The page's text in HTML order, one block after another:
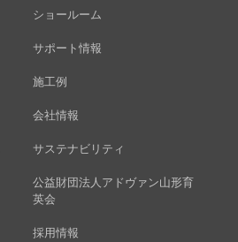
ショールーム
サポート情報
施工例
会社情報
サステナビリティ
公益財団法人アドヴァン山形育
英会
採用情報